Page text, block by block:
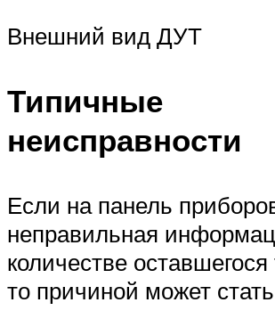
Внешний вид ДУТ
Типичные
неисправности
Если на панель
неправильная
количестве
то причиной может